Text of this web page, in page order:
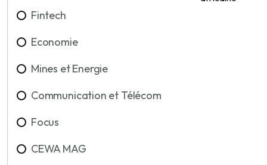
Fintech
Economie
Mines et Energie
Communication et Télécom
Focus
CEWA MAG